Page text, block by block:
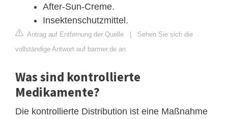
After-Sun-Creme.
Insektenschutzmittel.
Antrag auf Entfernung der Quelle | Sehen Sie sich die
vollständige Antwort auf barmer.de an
Was sind kontrollierte
Medikamente?
Die kontrollierte Distribution ist eine Maßnahme